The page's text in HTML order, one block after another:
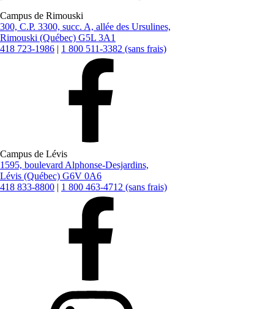
Campus de Rimouski
300, C.P. 3300, succ. A, allée des Ursulines,
Rimouski (Québec) G5L 3A1
418 723-1986 | 1 800 511-3382 (sans frais)
Campus de Lévis
1595, boulevard Alphonse-Desjardins,
Lévis (Québec) G6V 0A6
418 833-8800 | 1 800 463-4712 (sans frais)